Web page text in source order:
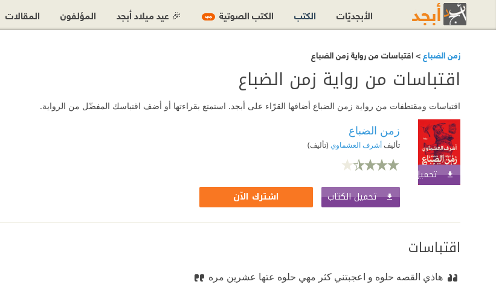
زمن الضباع> اقتباسات من رواية زمن الضباع
اقتباسات من رواية زمن الضباع
اقتباسات ومقتطفات من رواية زمن الضباع أضافها القرّاء على أبجد. استمتع بقراءتها أو أضف اقتباسك المفضّل من الرواية.
تحميل الكتاب اشترك الآن
زمن الضباع
تأليفأشرف العشماوي (تأليف)
تحميل الكتاب اشترك الآن
اقتباسات
هاذي القصه حلوه و اعجبتني كثر مهي حلوه عتها عشرين مره
الأبجديّات الكتب الكتب الصوتية جديد 🎉 عيد ميلاد أبجد المؤلفون المقالات